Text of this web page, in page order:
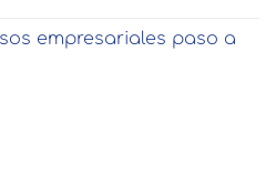
empresariales paso a